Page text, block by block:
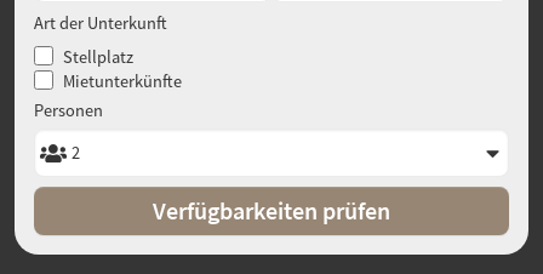
Art der Unterkunft
Stellplatz
Mietunterkünfte
Personen
Verfügbarkeiten prüfen